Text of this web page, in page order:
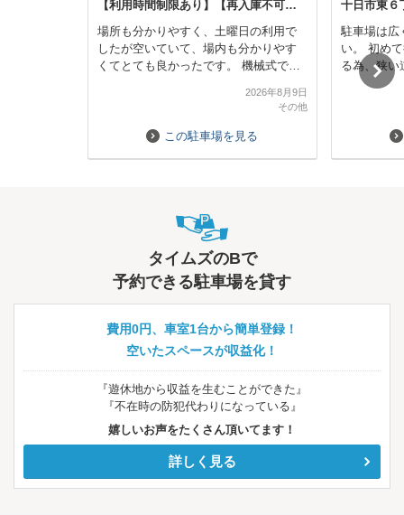
【利用時間制限あり】【再入庫不可】新国立劇場・東京オペラシティビル駐車場
場所も分かりやすく、土曜日の利用で
したが空いていて、場内も分かりやす
くてとても良かったです。 機械式では
2026年8月9日
その他
この駐車場を見る
十日市東６
駐車場は広
い。 初め
る為、狭い
いかも。
タイムズのBで
予約できる駐車場を貸す
費用0円、車室1台から簡単登録！
空いたスペースが収益化！
『遊休地から収益を生むことができた』
『不在時の防犯代わりになっている』
嬉しいお声をたくさん頂いてます！
詳しく見る